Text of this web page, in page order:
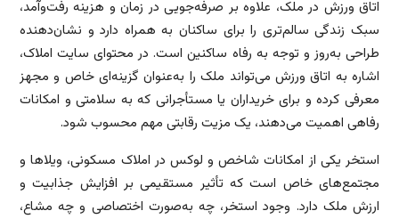
اتاق ورزش در ملک، علاوه بر صرفه‌جویی در زمان و هزینه رفت‌وآمد،
سبک زندگی سالم‌تری را برای ساکنان به همراه دارد و نشان‌دهنده
طراحی به‌روز و توجه به رفاه ساکنین است. در محتوای سایت املاک،
اشاره به اتاق ورزش می‌تواند ملک را به‌عنوان گزینه‌ای خاص و مجهز
معرفی کرده و برای خریداران یا مستأجرانی که به سلامتی و امکانات
رفاهی اهمیت می‌دهند، یک مزیت رقابتی مهم محسوب شود.
استخر یکی از امکانات شاخص و لوکس در املاک مسکونی، ویلاها و
مجتمع‌های خاص است که تأثیر مستقیمی بر افزایش جذابیت و
ارزش ملک دارد. وجود استخر، چه به‌صورت اختصاصی و چه مشاع،